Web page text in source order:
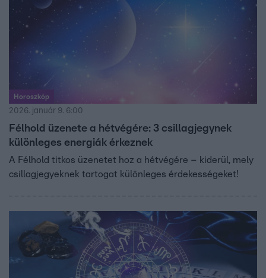
Horoszkóp
2026. január 9. 6:00
Félhold üzenete a hétvégére: 3 csillagjegynek
különleges energiák érkeznek
A Félhold titkos üzenetet hoz a hétvégére – kiderül, mely
csillagjegyeknek tartogat különleges érdekességeket!